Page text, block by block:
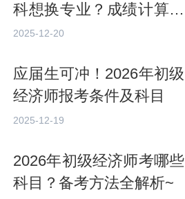
科想换专业？成绩计算备
考策略指南
2025-12-20
应届生可冲！2026年初级
经济师报考条件及科目
2025-12-19
2026年初级经济师考哪些
科目？备考方法全解析~